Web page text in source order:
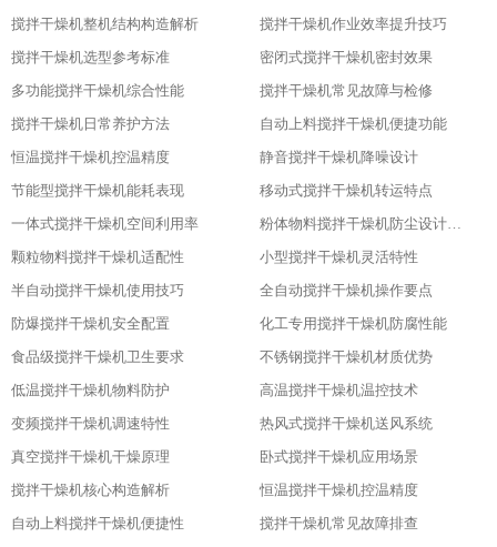
搅拌干燥机整机结构构造解析
搅拌干燥机作业效率提升技巧
搅拌干燥机选型参考标准
密闭式搅拌干燥机密封效果
多功能搅拌干燥机综合性能
搅拌干燥机常见故障与检修
搅拌干燥机日常养护方法
自动上料搅拌干燥机便捷功能
恒温搅拌干燥机控温精度
静音搅拌干燥机降噪设计
节能型搅拌干燥机能耗表现
移动式搅拌干燥机转运特点
一体式搅拌干燥机空间利用率
粉体物料搅拌干燥机防尘设计粉体物料搅拌干燥机防尘设计
颗粒物料搅拌干燥机适配性
小型搅拌干燥机灵活特性
半自动搅拌干燥机使用技巧
全自动搅拌干燥机操作要点
防爆搅拌干燥机安全配置
化工专用搅拌干燥机防腐性能
食品级搅拌干燥机卫生要求
不锈钢搅拌干燥机材质优势
低温搅拌干燥机物料防护
高温搅拌干燥机温控技术
变频搅拌干燥机调速特性
热风式搅拌干燥机送风系统
真空搅拌干燥机干燥原理
卧式搅拌干燥机应用场景
搅拌干燥机核心构造解析
恒温搅拌干燥机控温精度
自动上料搅拌干燥机便捷性
搅拌干燥机常见故障排查